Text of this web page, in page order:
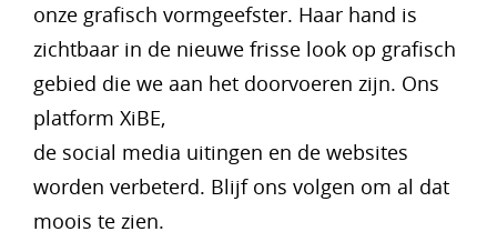
onze grafisch vormgeefster. Haar hand is
zichtbaar in de nieuwe frisse look op grafisch
gebied die we aan het doorvoeren zijn. Ons
platform XiBE,
de social media uitingen en de websites
worden verbeterd. Blijf ons volgen om al dat
moois te zien.